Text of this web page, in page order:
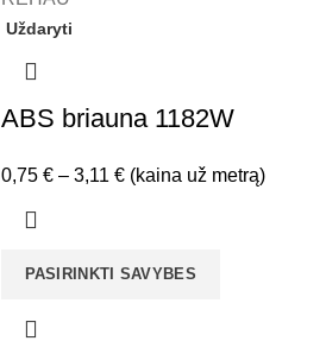
Uždaryti
ABS briauna 1182W
0,75 € – 3,11 €Price
through
(kaina už metrą)
PASIRINKTI SAVYBES